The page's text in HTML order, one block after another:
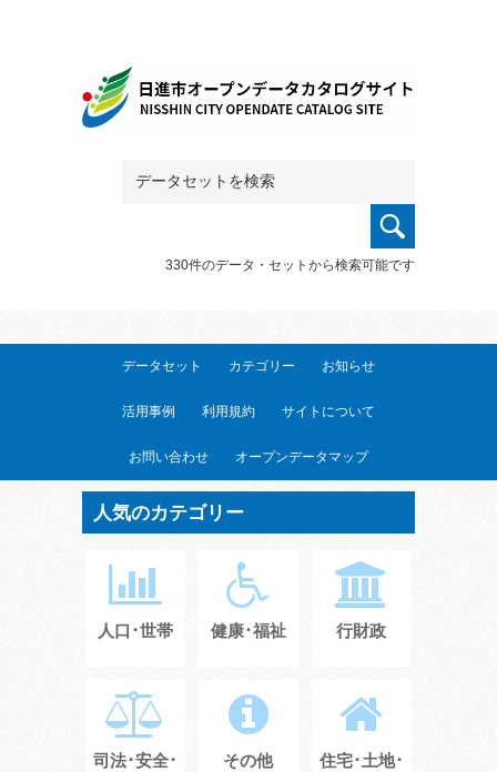
330件のデータ・セットから検索可能です
データセット カテゴリー お知らせ
活用事例 利用規約 サイトについて
お問い合わせ オープンデータマップ
人気のカテゴリー
人口･世帯 健康･福祉 行財政
司法･安全･
その他
住宅･土地･